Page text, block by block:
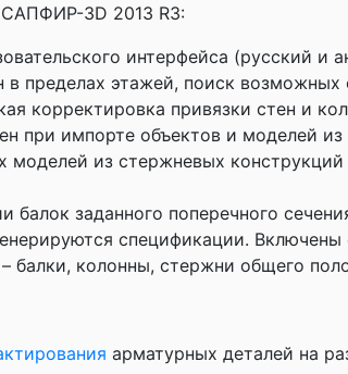
3D 2013 R3:
интерфейса (русский и
в пределах этажей, поиск
корректировка привязки стен и
при импорте объектов и моделей из
моделей из стержневых
балок заданного поперечного
спецификации.
балки, колонны, стержни общего
арматурных деталей на